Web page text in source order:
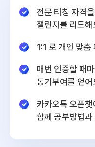
전문 티칭 자격
챌린지를 리드해
1:1 로 개인 맞춤
매번 인증할 때
동기부여를 얻어
카카오톡 오픈
함께 공부방법